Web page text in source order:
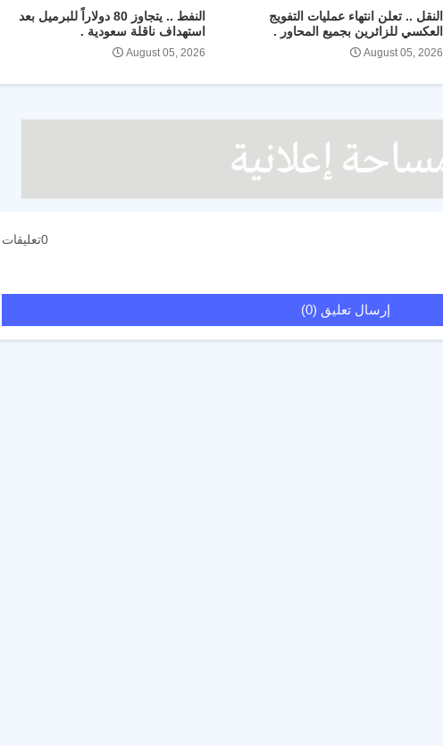
النقل .. تعلن انتهاء عمليات التفويج
العكسي للزائرين بجميع المحاور .
August 05, 2026
النفط .. يتجاوز 80 دولاراً للبرميل بعد
استهداف ناقلة سعودية .
August 05, 2026
0تعليقات
إرسال تعليق (0)